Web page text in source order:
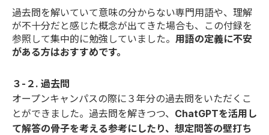
過去問を解いていて意味の分からない専門用語や、理解
が不十分だと感じた概念が出てきた場合も、この付録を
参照して集中的に勉強していました。 用語の定義に不安
がある方はおすすめです。
３-２. 過去問
オープンキャンパスの際に３年分の過去問をいただくこ
とができました。過去問を解きつつ、 ChatGPTを活用し
て解答の骨子を考える参考にしたり、想定問答の壁打ち